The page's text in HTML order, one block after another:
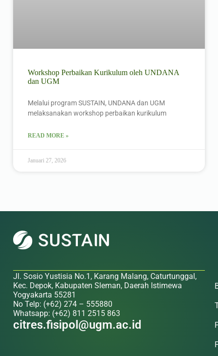
Workshop Perbaikan Kurikulum oleh UNDANA
dan UGM
Melalui program SUSTAIN, UNDANA dan UGM
melaksanakan workshop perbaikan kurikulum
READ MORE »
Januari 27, 2026
Jl. Sosio Yustisia No.1, Karang Malang, Caturtunggal,
Kec. Depok, Kabupaten Sleman, Daerah Istimewa
Yogyakarta 55281
No Telp: (+62) 274 – 555880
Whatsapp: (+62) 811 2515 863
citres.fisipol@ugm.ac.id